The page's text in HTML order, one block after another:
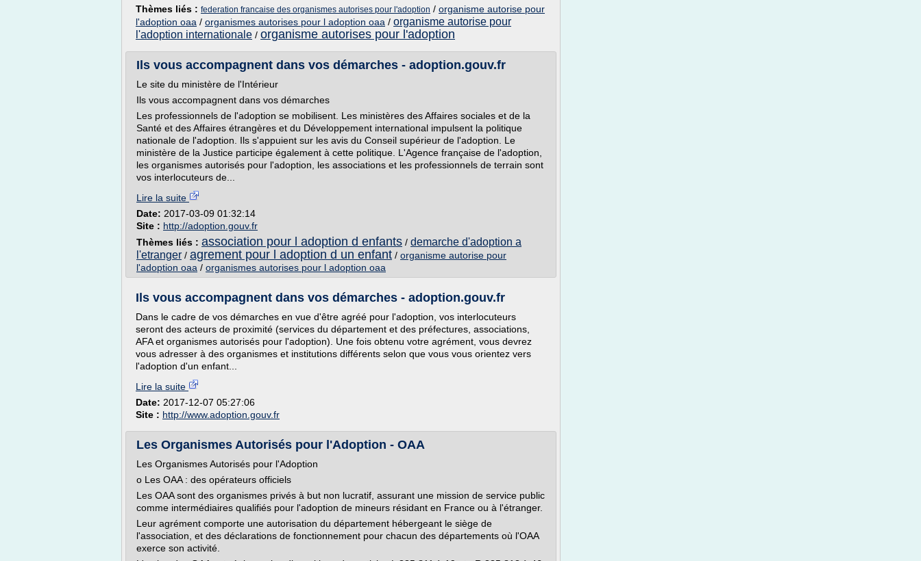
Thèmes liés : federation francaise des organismes autorises pour l'adoption / organisme autorise pour
l'adoption oaa / organismes autorises pour l adoption oaa / organisme autorise pour
l'adoption internationale / organisme autorises pour l'adoption
Ils vous accompagnent dans vos démarches - adoption.gouv.fr
Le site du ministère de l'Intérieur
Ils vous accompagnent dans vos démarches
Les professionnels de l'adoption se mobilisent. Les ministères des Affaires sociales et de la
Santé et des Affaires étrangères et du Développement international impulsent la politique
nationale de l'adoption. Ils s'appuient sur les avis du Conseil supérieur de l'adoption. Le
ministère de la Justice participe également à cette politique. L'Agence française de l'adoption,
les organismes autorisés pour l'adoption, les associations et les professionnels de terrain sont
vos interlocuteurs de...
Lire la suite
Date: 2017-03-09 01:32:14
Site : http://adoption.gouv.fr
Thèmes liés : association pour l adoption d enfants / demarche d'adoption a
l'etranger / agrement pour l adoption d un enfant / organisme autorise pour
l'adoption oaa / organismes autorises pour l adoption oaa
Ils vous accompagnent dans vos démarches - adoption.gouv.fr
Dans le cadre de vos démarches en vue d'être agréé pour l'adoption, vos interlocuteurs
seront des acteurs de proximité (services du département et des préfectures, associations,
AFA et organismes autorisés pour l'adoption). Une fois obtenu votre agrément, vous devrez
vous adresser à des organismes et institutions différents selon que vous vous orientez vers
l'adoption d'un enfant...
Lire la suite
Date: 2017-12-07 05:27:06
Site : http://www.adoption.gouv.fr
Les Organismes Autorisés pour l'Adoption - OAA
Les Organismes Autorisés pour l'Adoption
o Les OAA : des opérateurs officiels
Les OAA sont des organismes privés à but non lucratif, assurant une mission de service public
comme intermédiaires qualifiés pour l'adoption de mineurs résidant en France ou à l'étranger.
Leur agrément comporte une autorisation du département hébergeant le siège de
l'association, et des déclarations de fonctionnement pour chacun des départements où l'OAA
exerce son activité.